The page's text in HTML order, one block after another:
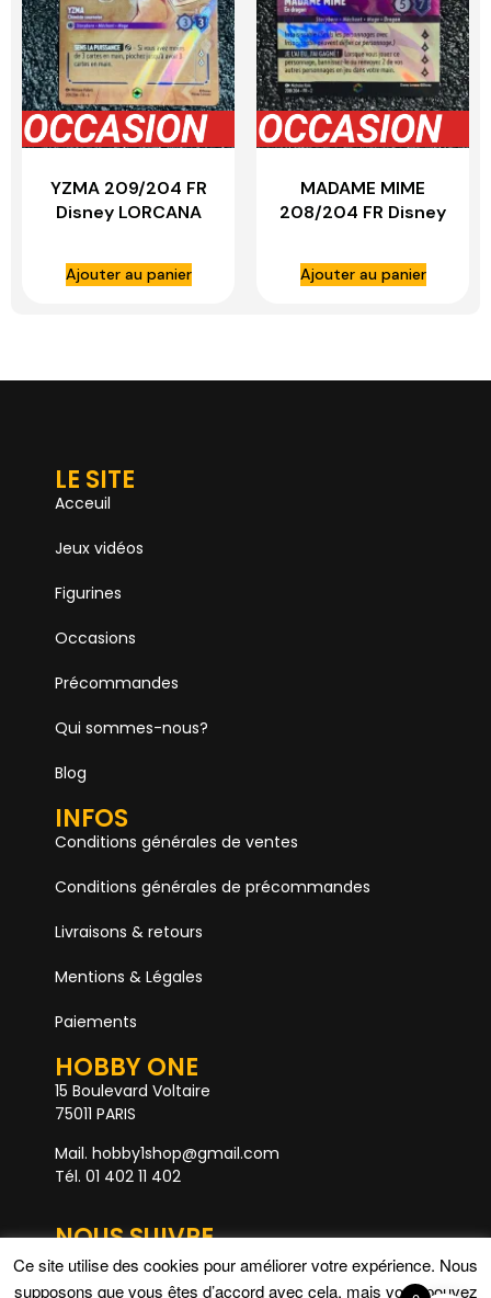
YZMA 209/204 FR
Disney LORCANA
Ajouter au panier
MADAME MIME
208/204 FR Disney
Ajouter au panier
LE SITE
Acceuil
Jeux vidéos
Figurines
Occasions
Précommandes
Qui sommes-nous?
Blog
INFOS
Conditions générales de ventes
Conditions générales de précommandes
Livraisons & retours
Mentions & Légales
Paiements
HOBBY ONE
15 Boulevard Voltaire
75011 PARIS
Mail. hobby1shop@gmail.com
Tél. 01 402 11 402
NOUS SUIVRE
Ce site utilise des cookies pour améliorer votre expérience. Nous
supposons que vous êtes d’accord avec cela, mais vous pouvez